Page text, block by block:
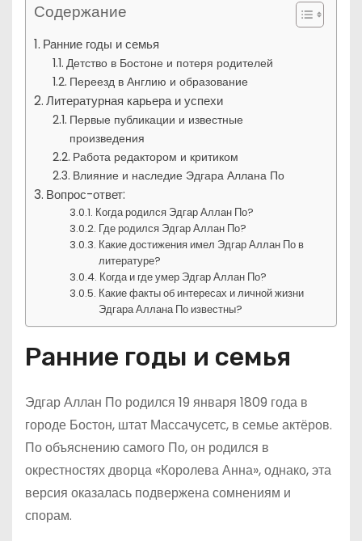
Содержание
Ранние годы и семья
Детство в Бостоне и потеря родителей
Переезд в Англию и образование
Литературная карьера и успехи
Первые публикации и известные
произведения
Работа редактором и критиком
Влияние и наследие Эдгара Аллана По
Вопрос-ответ:
Когда родился Эдгар Аллан По?
Где родился Эдгар Аллан По?
Какие достижения имел Эдгар Аллан По в
литературе?
Когда и где умер Эдгар Аллан По?
Какие факты об интересах и личной жизни
Эдгара Аллана По известны?
Ранние годы и семья
Эдгар Аллан По родился 19 января 1809 года в
городе Бостон, штат Массачусетс, в семье актёров.
По объяснению самого По, он родился в
окрестностях дворца «Королева Анна», однако, эта
версия оказалась подвержена сомнениям и
спорам.